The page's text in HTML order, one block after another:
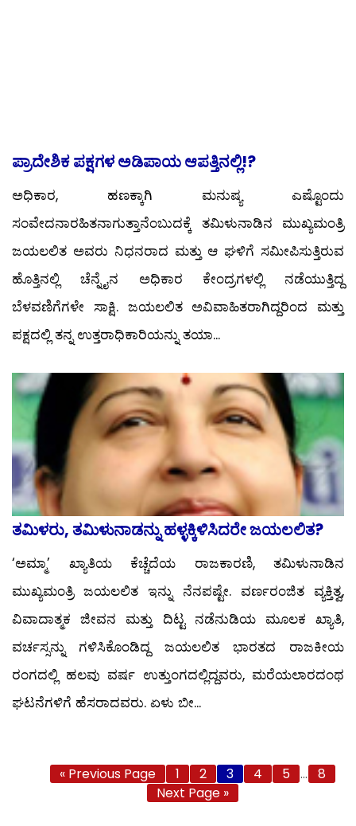
ಪ್ರಾದೇಶಿಕ ಪಕ್ಷಗಳ ಅಡಿಪಾಯ ಆಪತ್ತಿನಲ್ಲಿ!?
ಅಧಿಕಾರ, ಹಣಕ್ಕಾಗಿ ಮನುಷ್ಯ ಎಷ್ಟೊಂದು
ಸಂವೇದನಾರಹಿತನಾಗುತ್ತಾನೆಂಬುದಕ್ಕೆ ತಮಿಳುನಾಡಿನ ಮುಖ್ಯಮಂತ್ರಿ
ಜಯಲಲಿತ ಅವರು ನಿಧನರಾದ ಮತ್ತು ಆ ಘಳಿಗೆ ಸಮೀಪಿಸುತ್ತಿರುವ
ಹೊತ್ತಿನಲ್ಲಿ ಚೆನ್ನೈನ ಅಧಿಕಾರ ಕೇಂದ್ರಗಳಲ್ಲಿ ನಡೆಯುತ್ತಿದ್ದ
ಬೆಳವಣಿಗೆಗಳೇ ಸಾಕ್ಷಿ. ಜಯಲಲಿತ ಅವಿವಾಹಿತರಾಗಿದ್ದರಿಂದ ಮತ್ತು
ಪಕ್ಷದಲ್ಲಿ ತನ್ನ ಉತ್ತರಾಧಿಕಾರಿಯನ್ನು ತಯಾ...
ತಮಿಳರು, ತಮಿಳುನಾಡನ್ನು ಹಳ್ಳಕ್ಕಿಳಿಸಿದರೇ ಜಯಲಲಿತ?
‘ಅಮ್ಮಾ’ ಖ್ಯಾತಿಯ ಕೆಚ್ಚೆದೆಯ ರಾಜಕಾರಣಿ, ತಮಿಳುನಾಡಿನ
ಮುಖ್ಯಮಂತ್ರಿ ಜಯಲಲಿತ ಇನ್ನು ನೆನಪಷ್ಟೇ. ವರ್ಣರಂಜಿತ ವ್ಯಕ್ತಿತ್ವ,
ವಿವಾದಾತ್ಮಕ ಜೀವನ ಮತ್ತು ದಿಟ್ಟ ನಡೆನುಡಿಯ ಮೂಲಕ ಖ್ಯಾತಿ,
ವರ್ಚಸ್ಸನ್ನು ಗಳಿಸಿಕೊಂಡಿದ್ದ ಜಯಲಲಿತ ಭಾರತದ ರಾಜಕೀಯ
ರಂಗದಲ್ಲಿ ಹಲವು ವರ್ಷ ಉತ್ತುಂಗದಲ್ಲಿದ್ದವರು, ಮರೆಯಲಾರದಂಥ
ಘಟನೆಗಳಿಗೆ ಹೆಸರಾದವರು. ಏಳು ಬೀ...
« Previous Page 1 2 3 4 5 …
8
Next Page »